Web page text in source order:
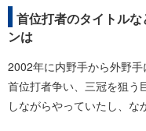
首位打者のタイトル
ンは
2002年に内野手から外野手
首位打者争い、三冠を狙う
しながらやっていたし、な